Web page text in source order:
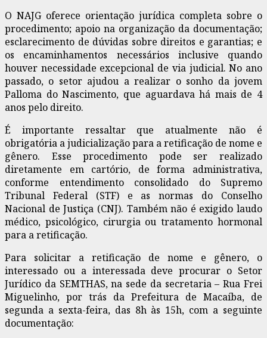
O NAJG oferece orientação jurídica completa sobre o
procedimento; apoio na organização da documentação;
esclarecimento de dúvidas sobre direitos e garantias; e
os encaminhamentos necessários inclusive quando
houver necessidade excepcional de via judicial. No ano
passado, o setor ajudou a realizar o sonho da jovem
Palloma do Nascimento, que aguardava há mais de 4
anos pelo direito.
É importante ressaltar que atualmente não é
obrigatória a judicialização para a retificação de nome e
gênero. Esse procedimento pode ser realizado
diretamente em cartório, de forma administrativa,
conforme entendimento consolidado do Supremo
Tribunal Federal (STF) e as normas do Conselho
Nacional de Justiça (CNJ). Também não é exigido laudo
médico, psicológico, cirurgia ou tratamento hormonal
para a retificação.
Para solicitar a retificação de nome e gênero, o
interessado ou a interessada deve procurar o Setor
Jurídico da SEMTHAS, na sede da secretaria – Rua Frei
Miguelinho, por trás da Prefeitura de Macaíba, de
segunda a sexta-feira, das 8h às 15h, com a seguinte
documentação: